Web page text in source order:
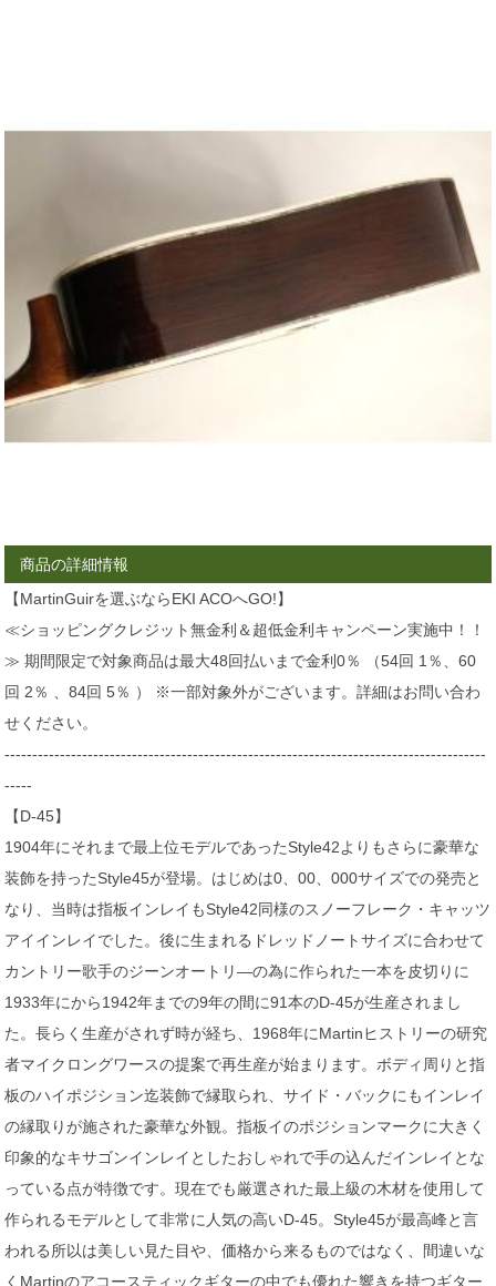
商品の詳細情報
【MartinGuirを選ぶならEKI ACOへGO!】
≪ショッピングクレジット無金利＆超低金利キャンペーン実施中！！
≫ 期間限定で対象商品は最大48回払いまで金利0％ （54回 1％、60
回 2％ 、84回 5％ ） ※一部対象外がございます。詳細はお問い合わ
せください。
---------------------------------------------------------------------------------------
-----
【D-45】
1904年にそれまで最上位モデルであったStyle42よりもさらに豪華な
装飾を持ったStyle45が登場。はじめは0、00、000サイズでの発売と
なり、当時は指板インレイもStyle42同様のスノーフレーク・キャッツ
アイインレイでした。後に生まれるドレッドノートサイズに合わせて
カントリー歌手のジーンオートリ―の為に作られた一本を皮切りに
1933年にから1942年までの9年の間に91本のD-45が生産されまし
た。長らく生産がされず時が経ち、1968年にMartinヒストリーの研究
者マイクロングワースの提案で再生産が始まります。ボディ周りと指
板のハイポジション迄装飾で縁取られ、サイド・バックにもインレイ
の縁取りが施された豪華な外観。指板イのポジションマークに大きく
印象的なキサゴンインレイとしたおしゃれで手の込んだインレイとな
っている点が特徴です。現在でも厳選された最上級の木材を使用して
作られるモデルとして非常に人気の高いD-45。Style45が最高峰と言
われる所以は美しい見た目や、価格から来るものではなく、間違いな
くMartinのアコースティックギターの中でも優れた響きを持つギター